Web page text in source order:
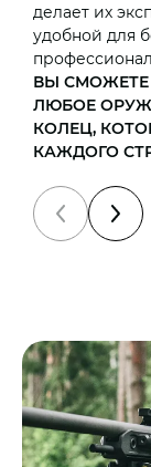
делает их
удобной для
ВЫ СМОЖЕТЕ
ЛЮБОЕ
КОЛЕЦ,
КАЖДОГО